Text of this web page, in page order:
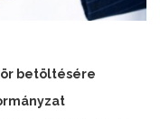
betöltésére